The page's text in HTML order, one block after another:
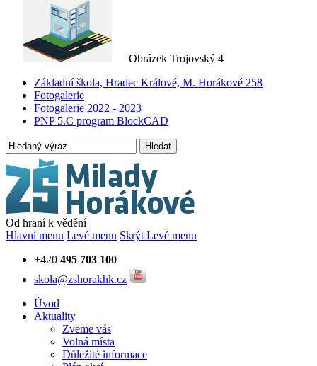
Obrázek Trojovský 4
Základní škola, Hradec Králové, M. Horákové 258
Fotogalerie
Fotogalerie 2022 - 2023
PNP 5.C program BlockCAD
Hledat
Od hraní k vědění
Hlavní menu Levé menu Skrýt Levé menu
+420 495 703 100
skola@zshorakhk.cz
Úvod
Aktuality
Zveme vás
Volná místa
Důležité informace